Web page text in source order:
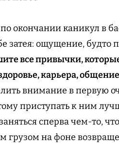
по окончании каникул в
затея: ощущение, будто
все привычки,
карьера,
внимание в первую
приступать к ним
сперва чем-то,
грузом на фоне